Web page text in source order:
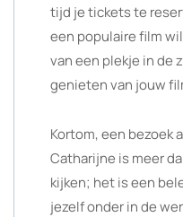
tijd je tickets te
een populaire film
van een plekje in de
genieten van jouw
Kortom, een bezoek
Catharijne is meer
kijken; het is een
jezelf onder in de